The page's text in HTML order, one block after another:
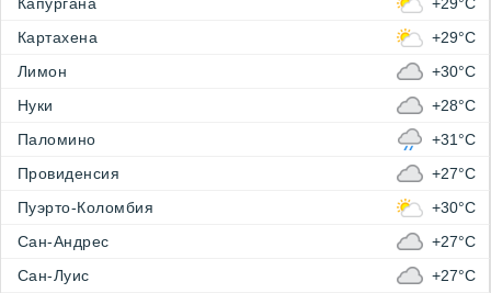
Капургана
+29°C
Картахена
+29°C
Лимон
+30°C
Нуки
+28°C
Паломино
+31°C
Провиденсия
+27°C
Пуэрто-Коломбия
+30°C
Сан-Андрес
+27°C
Сан-Луис
+27°C